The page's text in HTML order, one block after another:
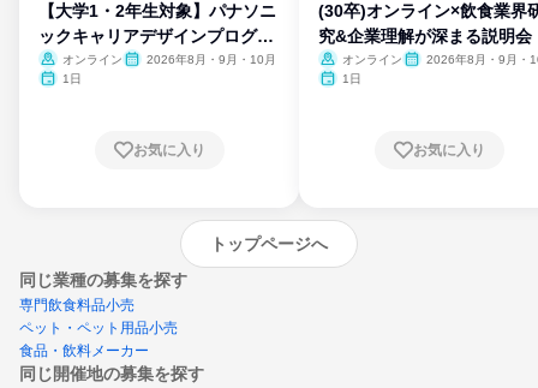
【大学1・2年生対象】パナソニ
ックキャリアデザインプログラ
ム
オンライン
2026年8月・9月・10月
1日
お気に入り
(30卒)オンライン×飲食業界
究&企業理解が深まる説明会
オンライン
2026年8月・9月・
1日
お気に入り
トップページへ
同じ業種の募集を探す
専門飲食料品小売
ペット・ペット用品小売
食品・飲料メーカー
同じ開催地の募集を探す